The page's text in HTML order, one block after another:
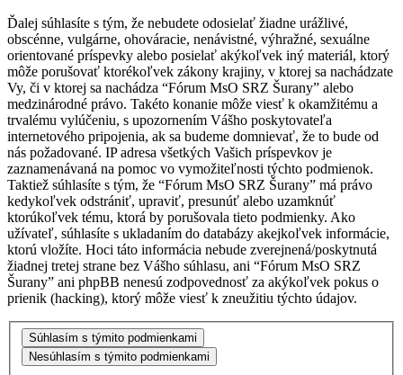
Ďalej súhlasíte s tým, že nebudete odosielať žiadne urážlivé,
obscénne, vulgárne, ohováracie, nenávistné, výhražné, sexuálne
orientované príspevky alebo posielať akýkoľvek iný materiál, ktorý
môže porušovať ktorékoľvek zákony krajiny, v ktorej sa nachádzate
Vy, či v ktorej sa nachádza “Fórum MsO SRZ Šurany” alebo
medzinárodné právo. Takéto konanie môže viesť k okamžitému a
trvalému vylúčeniu, s upozornením Vášho poskytovateľa
internetového pripojenia, ak sa budeme domnievať, že to bude od
nás požadované. IP adresa všetkých Vašich príspevkov je
zaznamenávaná na pomoc vo vymožiteľnosti týchto podmienok.
Taktiež súhlasíte s tým, že “Fórum MsO SRZ Šurany” má právo
kedykoľvek odstrániť, upraviť, presunúť alebo uzamknúť
ktorúkoľvek tému, ktorá by porušovala tieto podmienky. Ako
užívateľ, súhlasíte s ukladaním do databázy akejkoľvek informácie,
ktorú vložíte. Hoci táto informácia nebude zverejnená/poskytnutá
žiadnej tretej strane bez Vášho súhlasu, ani “Fórum MsO SRZ
Šurany” ani phpBB nenesú zodpovednosť za akýkoľvek pokus o
prienik (hacking), ktorý môže viesť k zneužitiu týchto údajov.